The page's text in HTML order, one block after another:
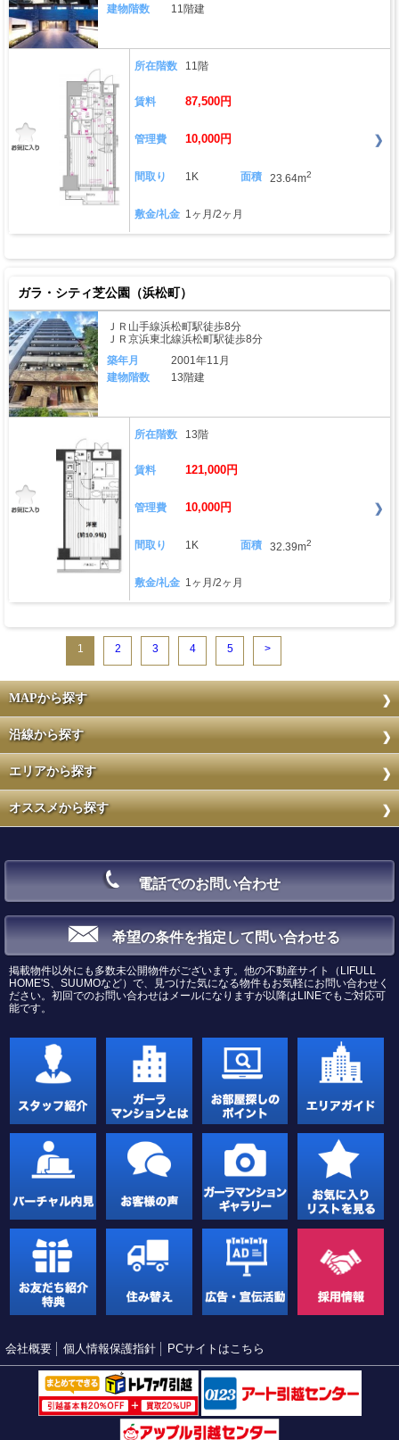
建物階数
11階建
所在階数 11階
賃料 87,500円
管理費 10,000円
間取り 1K 面積 23.64m2
敷金/礼金 1ヶ月/2ヶ月
ガラ・シティ芝公園（浜松町）
ＪＲ山手線浜松町駅徒歩8分
ＪＲ京浜東北線浜松町駅徒歩8分
築年月
2001年11月
建物階数
13階建
所在階数 13階
賃料 121,000円
管理費 10,000円
間取り 1K 面積 32.39m2
敷金/礼金 1ヶ月/2ヶ月
1 2 3 4 5 >
MAPから探す
沿線から探す
エリアから探す
オススメから探す
電話でのお問い合わせ
希望の条件を指定して問い合わせる
掲載物件以外にも多数未公開物件がございます。他の不動産サイト（LIFULL
HOME'S、SUUMOなど）で、見つけた気になる物件もお気軽にお問い合わせく
ださい。初回でのお問い合わせはメールになりますが以降はLINEでもご対応可
能です。
会社概要 個人情報保護指針 PCサイトはこちら